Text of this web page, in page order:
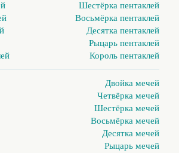
Шестёрка пентаклей
Восьмёрка пентаклей
Десятка пентаклей
Рыцарь пентаклей
Король пентаклей
Двойка мечей
Четвёрка мечей
Шестёрка мечей
Восьмёрка мечей
Десятка мечей
Рыцарь мечей